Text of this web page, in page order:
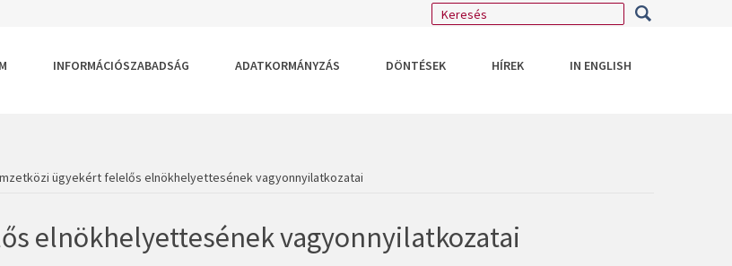
INFORMÁCIÓSZABADSÁG ADATKORMÁNYZÁS DÖNTÉSEK HÍREK IN ENGLISH
ügyekért felelős elnökhelyettesének vagyonnyilatkozatai
elnökhelyettesének vagyonnyilatkozatai